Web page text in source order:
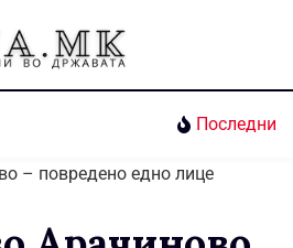
Последни